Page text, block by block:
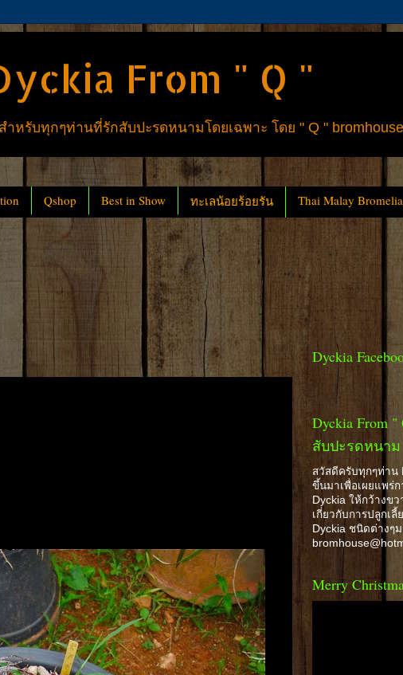
From " Q "
รับทุกๆท่านที่รักสับปะรดหนามโดยเฉพาะ โดย " Q "
Qshop Best in Show ทะเลน้อยร้อยรัน Thai Malay
Dyckia
Dyckia From
สับปะรดหนาม
สวัสดีครับทุกๆท่าน
ขึ้นมาเพื่อเผยแพร่
Dyckia ให้กว้างข
เกี่ยวกับการปลูกเ
Dyckia ชนิดต่างๆ
Merry